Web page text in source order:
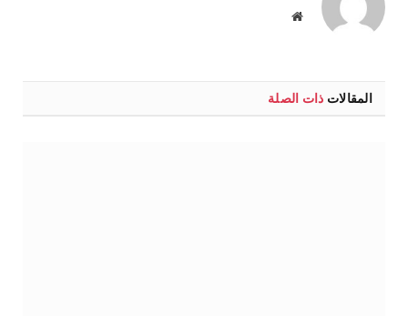
موقع
المقالات ذات الصلة